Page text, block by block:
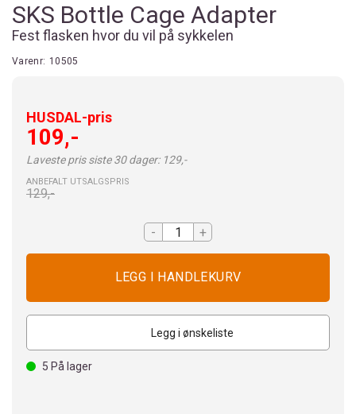
SKS Bottle Cage Adapter
Fest flasken hvor du vil på sykkelen
Varenr: 10505
HUSDAL-pris
109,-
Laveste pris siste 30 dager: 129,-
ANBEFALT UTSALGSPRIS
129,-
- +
Legg i ønskeliste
5 På lager